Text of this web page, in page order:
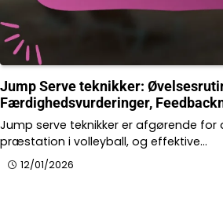
Jump Serve teknikker:
Færdighedsvurderinger,
Jump serve teknikker er afgørende for
præstation i volleyball, og effektive…
12/01/2026